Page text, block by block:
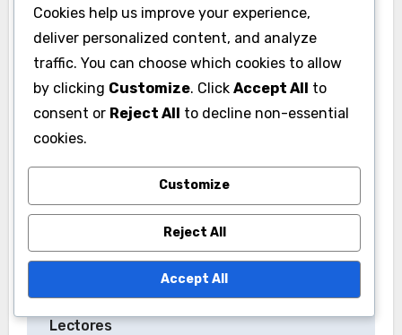
palabras clave, lo que puede ayudar a mejorar el
SEO del listado.
Post
navigation
Impacto de los
Ventas, Visibilidad y
Engagement de
Lectores
Análisis de Datos de
Decisiones
Cookies help us improve your experience,
deliver personalized content, and analyze
traffic. You can choose which cookies to allow
by clicking Customize. Click Accept All to
consent or Reject All to decline non-essential
cookies.
Customize
Reject All
Accept All